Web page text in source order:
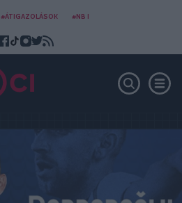
#ÁTIGAZOLÁSOK #NB I